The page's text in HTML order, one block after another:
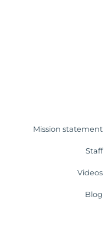
Mission statement
Staff
Videos
Blog